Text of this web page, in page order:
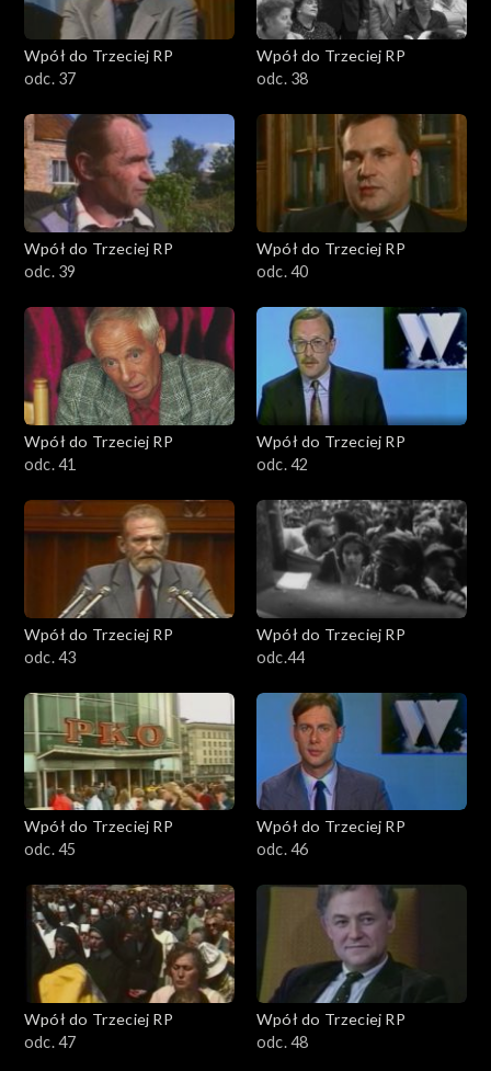
Wpół do Trzeciej RP
odc. 37
Wpół do Trzeciej RP
odc. 38
Wpół do Trzeciej RP
odc. 39
Wpół do Trzeciej RP
odc. 40
Wpół do Trzeciej RP
odc. 41
Wpół do Trzeciej RP
odc. 42
Wpół do Trzeciej RP
odc. 43
Wpół do Trzeciej RP
odc.44
Wpół do Trzeciej RP
odc. 45
Wpół do Trzeciej RP
odc. 46
Wpół do Trzeciej RP
odc. 47
Wpół do Trzeciej RP
odc. 48